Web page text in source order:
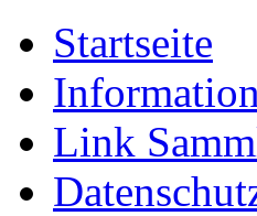
Startseite
Link